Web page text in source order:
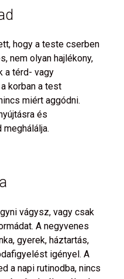
hogy a teste cserben
nem olyan hajlékony,
a térd- vagy
korban a test
miért aggódni.
és
vágysz, vagy csak
A negyvenes
gyerek, háztartás,
igényel. A
a napi rutinodba, nincs